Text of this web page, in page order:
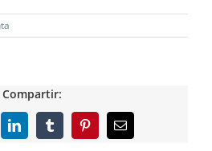
Compartir:
LinkedInTumblrPinterestCorreo
electrónico